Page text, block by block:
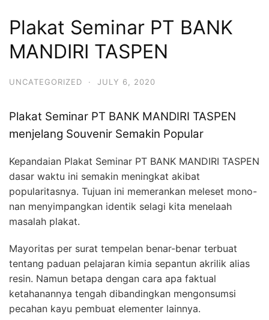
Plakat Seminar PT BANK
MANDIRI TASPEN
UNCATEGORIZED · JULY 6, 2020
Plakat Seminar PT BANK MANDIRI TASPEN
menjelang Souvenir Semakin Popular
Kepandaian Plakat Seminar PT BANK MANDIRI TASPEN
dasar waktu ini semakin meningkat akibat
popularitasnya. Tujuan ini memerankan meleset mono-
nan menyimpangkan identik selagi kita menelaah
masalah plakat.
Mayoritas per surat tempelan benar-benar terbuat
tentang paduan pelajaran kimia sepantun akrilik alias
resin. Namun betapa dengan cara apa faktual
ketahanannya tengah dibandingkan mengonsumsi
pecahan kayu pembuat elementer lainnya.